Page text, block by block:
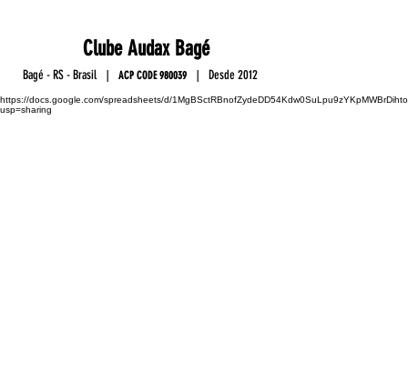
ClubeAudax Bagé
Bagé - RS - Brasil|ACP CODE980039 Desde 2012
https://docs.google.com/spreadsheets/d/
usp=sharing